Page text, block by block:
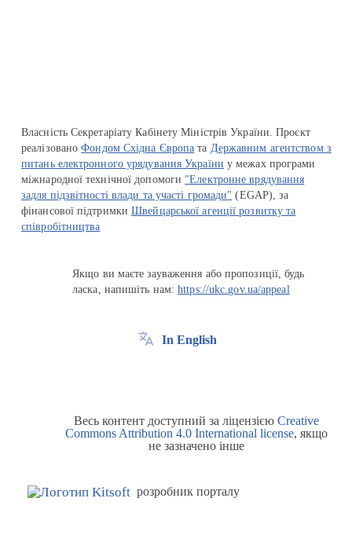
Власність Секретаріату Кабінету Міністрів України. Проєкт
реалізованоФондом Східна Європа та Державним агентством з
питань електронного урядування України у межах програми
міжнародної технічної допомоги "Електронне врядування
задля підзвітності влади та участі громади" (EGAP), за
фінансової підтримкиШвейцарської агенції розвитку та
співробітництва
Якщо ви маєте зауваження або пропозиції, будь
ласка, напишіть нам:https://ukc.gov.ua/appeal
In English
Весь контент доступний за ліцензією Creative
Commons Attribution 4.0 International license, якщо
не зазначено інше
розробник порталу